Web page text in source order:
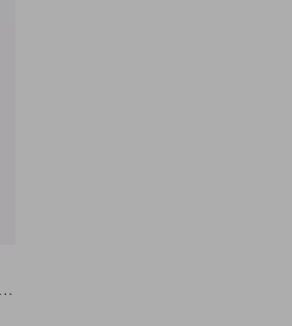
Treenitrikoot Ribbed Performance Tights